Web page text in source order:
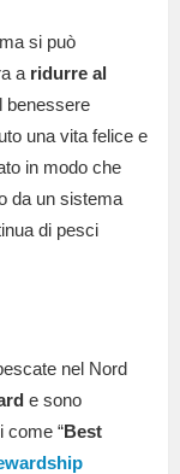
si può
a ridurre al
benessere
una vita felice e
in modo che
da un sistema
di pesci
nel Nord
e sono
come “Best